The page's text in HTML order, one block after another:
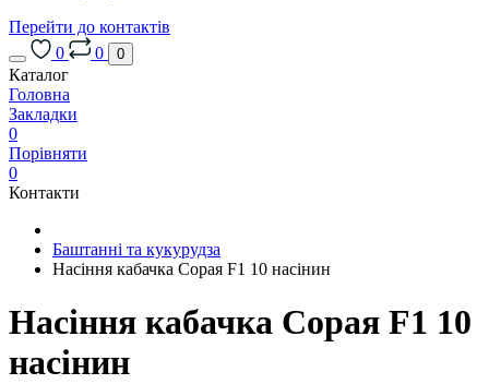
Перейти до контактів
0
0 0
Каталог
Головна
Закладки
0
Порівняти
0
Контакти
Баштанні та кукурудза
Насіння кабачка Сорая F1 10 насінин
Насіння кабачка Сорая F1 10
насінин